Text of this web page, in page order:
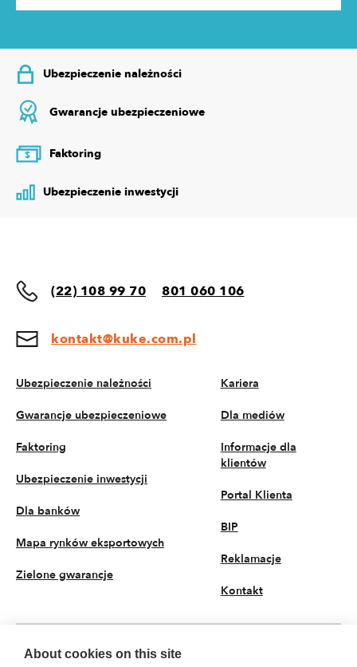
Ubezpieczenie należności
Gwarancje ubezpieczeniowe
$ Faktoring
Ubezpieczenie inwestycji
(22) 108 99 70 801 060 106
kontakt@kuke.com.pl
Ubezpieczenie należności
Gwarancje ubezpieczeniowe
Faktoring
Ubezpieczenie inwestycji
Dla banków
Mapa rynków eksportowych
Zielone gwarancje
Kariera
Dla mediów
Informacje dla
klientów
Portal Klienta
BIP
Reklamacje
Kontakt
PL
About cookies on this site